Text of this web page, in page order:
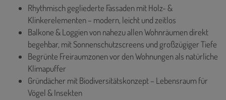
Rhythmisch gegliederte Fassaden mit Holz- &
Klinkerelementen – modern, leicht und zeitlos
Balkone & Loggien von nahezu allen Wohnräumen direkt
begehbar, mit Sonnenschutzscreens und großzügiger Tiefe
Begrünte Freiraumzonen vor den Wohnungen als natürliche
Klimapuffer
Gründächer mit Biodiversitätskonzept – Lebensraum für
Vögel & Insekten